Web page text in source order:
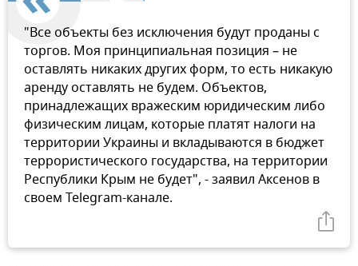
"Все объекты без исключения будут проданы с
торгов. Моя принципиальная позиция – не
оставлять никаких других форм, то есть никакую
аренду оставлять не будем. Объектов,
принадлежащих вражеским юридическим либо
физическим лицам, которые платят налоги на
территории Украины и вкладываются в бюджет
террористического государства, на территории
Республики Крым не будет", - заявил Аксенов в
своем Telegram-канале.